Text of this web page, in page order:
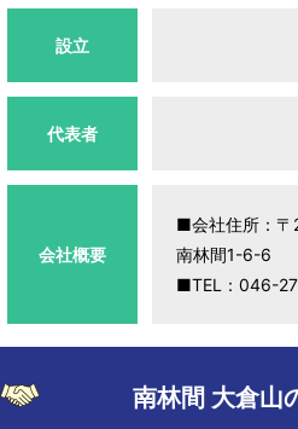
設立
代表者
会社概要
■会社住所：
南林間1-6-6
■TEL：046-
南林間 大倉山